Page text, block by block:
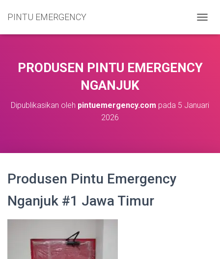
PINTU EMERGENCY
O
L
I
PRODUSEN PINTU EMERGENCY
NGANJUK
Dipublikasikan oleh pintuemergency.com pada 5 Januari
2026
Produsen Pintu Emergency
Nganjuk #1 Jawa Timur